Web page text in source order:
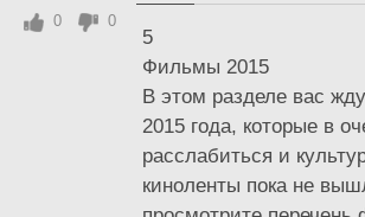
5
Фильмы 2015
В этом разделе вас
2015 года, которые в
расслабиться и
киноленты пока не
0 0